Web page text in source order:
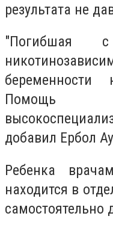
результата не
беременности
Помощь
добавил Ербол
Ребенка
находится в
самостоятельно